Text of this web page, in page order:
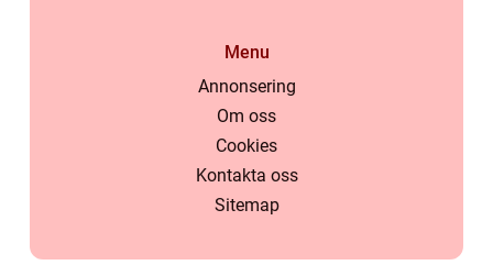
Menu
Annonsering
Om oss
Cookies
Kontakta oss
Sitemap